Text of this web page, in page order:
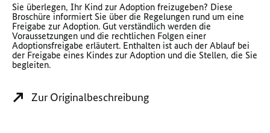
Sie überlegen, Ihr Kind zur Adoption freizugeben? Diese
Broschüre informiert Sie über die Regelungen rund um eine
Freigabe zur Adoption. Gut verständlich werden die
Voraussetzungen und die rechtlichen Folgen einer
Adoptionsfreigabe erläutert. Enthalten ist auch der Ablauf bei
der Freigabe eines Kindes zur Adoption und die Stellen, die Sie
begleiten.
Zur Originalbeschreibung